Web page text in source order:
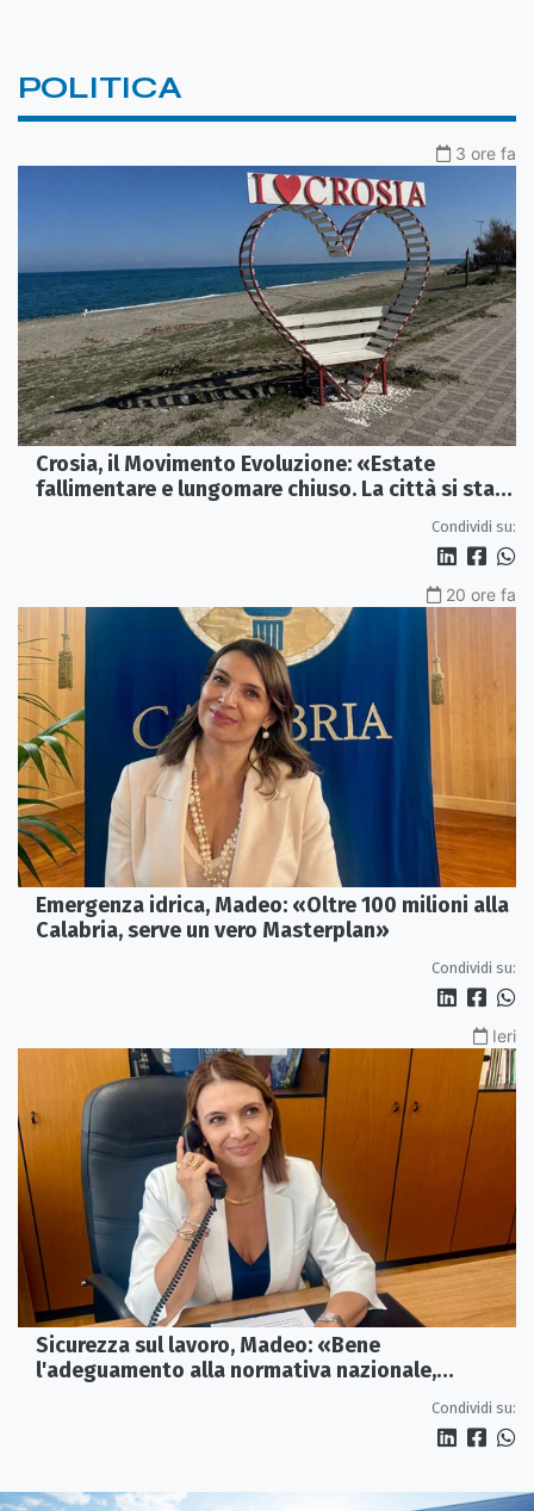
POLITICA
3 ore fa
Crosia, il Movimento Evoluzione: «Estate
fallimentare e lungomare chiuso. La città si sta
Condividi su:
20 ore fa
Emergenza idrica, Madeo: «Oltre 100 milioni alla
Calabria, serve un vero Masterplan»
Condividi su:
Ieri
Sicurezza sul lavoro, Madeo: «Bene
l'adeguamento alla normativa nazionale,
Condividi su: